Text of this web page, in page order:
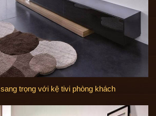
trọng với kệ tivi phòng khách